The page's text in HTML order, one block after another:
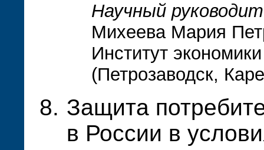
Научный
Михеева Мария
Институт
(Петрозаводск,
Защита
в России в